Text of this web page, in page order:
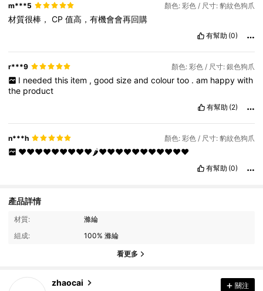
m***5 顏色: 彩色 / 尺寸: 豹紋色狗爪
材質很棒，CP值高，有機會會再回購
有幫助 (0)
r***9 顏色: 彩色 / 尺寸: 銀色狗爪
I needed this item , good size and colour too . am happy with
the product
有幫助 (2)
n***h 顏色: 彩色 / 尺寸: 豹紋色狗爪
♥️♥️♥️♥️♥️♥️♥️♥️♥️🌶️♥️♥️♥️♥️♥️♥️♥️♥️♥️♥️♥️
有幫助 (0)
產品詳情
材質:
滌綸
組成:
100% 滌綸
看更多
zhaocai 關注